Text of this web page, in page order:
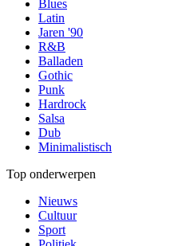
Blues
Latin
Jaren '90
R&B
Balladen
Gothic
Punk
Hardrock
Salsa
Dub
Minimalistisch
Top onderwerpen
Nieuws
Cultuur
Sport